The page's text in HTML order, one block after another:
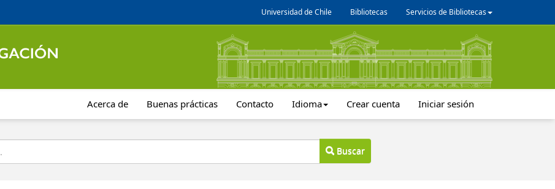
Universidad de Chile Bibliotecas Servicios de Bibliotecas
Acerca de Buenas prácticas Contacto Idioma Crear cuenta Iniciar sesión
Buscar